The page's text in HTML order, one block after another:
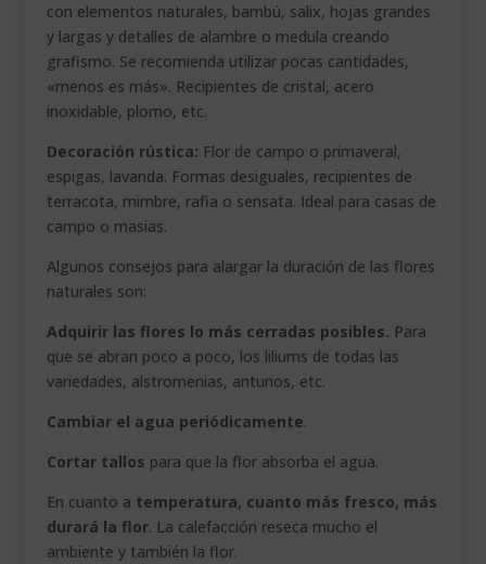
con elementos naturales, bambú, salix, hojas grandes
y largas y detalles de alambre o medula creando
grafismo. Se recomienda utilizar pocas cantidades,
«menos es más». Recipientes de cristal, acero
inoxidable, plomo, etc.
Decoración rústica: Flor de campo o primaveral,
espigas, lavanda. Formas desiguales, recipientes de
terracota, mimbre, rafia o sensata. Ideal para casas de
campo o masias.
Algunos consejos para alargar la duración de las flores
naturales son:
Adquirir las flores lo más cerradas posibles. Para
que se abran poco a poco, los liliums de todas las
variedades, alstromenias, anturios, etc.
Cambiar el agua periódicamente.
Cortar tallos para que la flor absorba el agua.
En cuanto a temperatura, cuanto más fresco, más
durará la flor. La calefacción reseca mucho el
ambiente y también la flor.